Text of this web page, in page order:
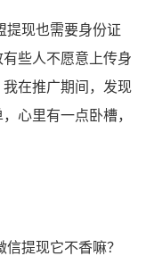
提现也需要身份证
些人不愿意上传身
在推广期间，发现
心里有一点卧槽，
提现它不香嘛？